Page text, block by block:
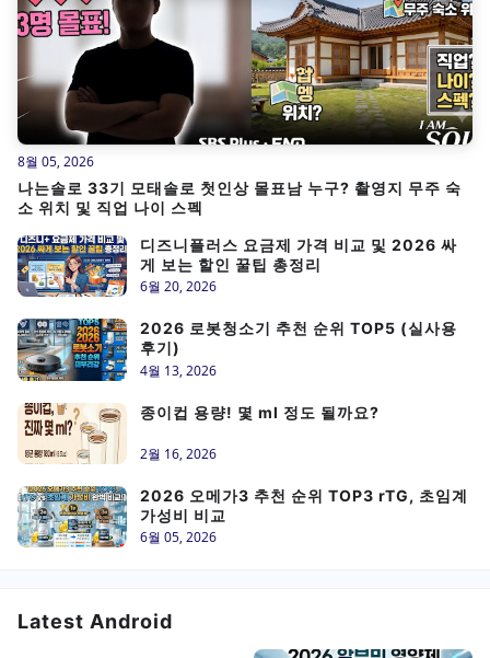
나는솔로 33기 모태솔로 첫인상 몰표남 누구? 촬영지 무주 숙
소 위치 및 직업 나이 스펙
8월 05, 2026
디즈니플러스 요금제 가격 비교 및 2026 싸
게 보는 할인 꿀팁 총정리
6월 20, 2026
2026 로봇청소기 추천 순위 TOP5 (실사용
후기)
4월 13, 2026
종이컵 용량! 몇 ml 정도 될까요?
2월 16, 2026
2026 오메가3 추천 순위 TOP3 rTG, 초임계
가성비 비교
6월 05, 2026
Latest Android